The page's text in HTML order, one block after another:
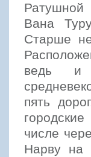
Ратушной
Вана
Старше
ведь и
пять
числе
Нарву на